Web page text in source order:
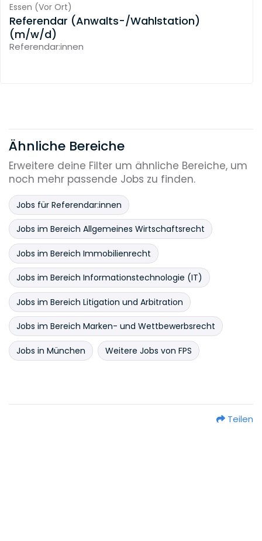
Essen (Vor Ort)
Referendar (Anwalts-/Wahlstation)
(m/w/d)
Referendar:innen
Ähnliche Bereiche
Erweitere deine Filter um ähnliche Bereiche, um
noch mehr passende Jobs zu finden.
Jobs für Referendar:innen
Jobs im Bereich Allgemeines Wirtschaftsrecht
Jobs im Bereich Immobilienrecht
Jobs im Bereich Informationstechnologie (IT)
Jobs im Bereich Litigation und Arbitration
Jobs im Bereich Marken- und Wettbewerbsrecht
Jobs in München Weitere Jobs von FPS
Teilen